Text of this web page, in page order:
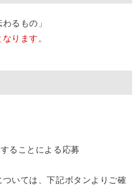
るもの」
ります。
ることによる応募
いては、下記ボタンよりご確